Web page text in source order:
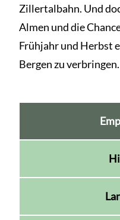
Zillertalbahn. Und
Almen und die
Frühjahr und Herbst
Bergen zu verbringen.